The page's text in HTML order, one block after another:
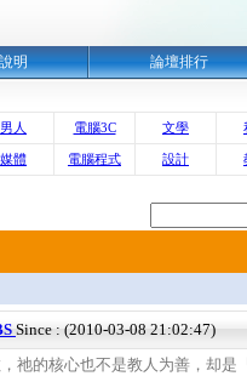
明 論壇排行
男人 電腦3C 文學
媒體 電腦程式 設計
Since : (2010-03-08 21:02:47)
祂的核心也不是教人为善，却是